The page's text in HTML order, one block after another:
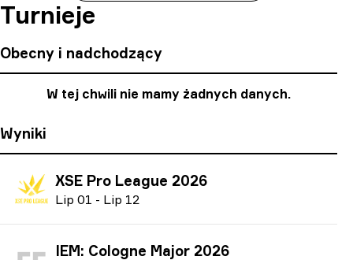
Turnieje
Obecny i nadchodzący
W tej chwili nie mamy żadnych danych.
Wyniki
XSE Pro League 2026
Lip 01 - Lip 12
IEM: Cologne Major 2026